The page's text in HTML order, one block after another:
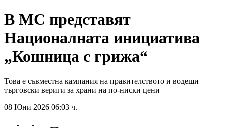
В МС представят
Националната инициатива
„Кошница с грижа“
Това е съвместна кампания на правителството и водещи
търговски вериги за храни на по-ниски цени
08 Юни 2026 06:03 ч.